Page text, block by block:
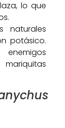
lo que
naturales
potásico.